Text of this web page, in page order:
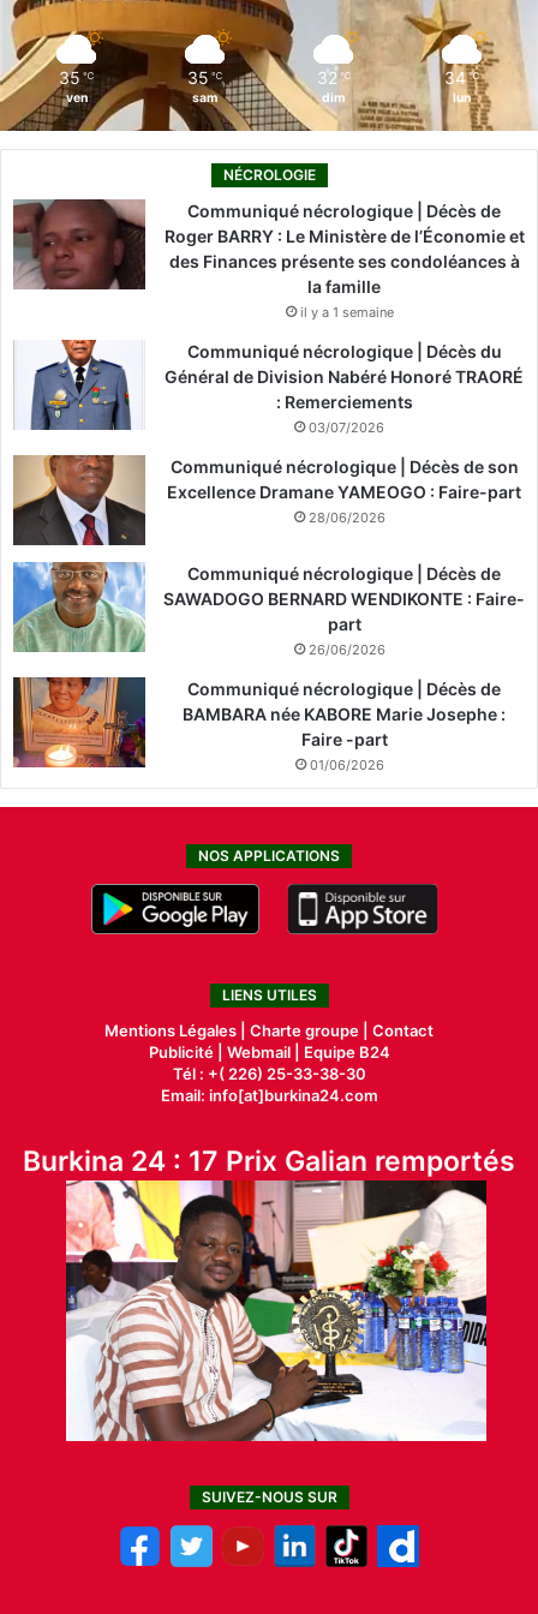
35 ℃
ven
35 ℃
sam
32 ℃
dim
34 ℃
lun
NÉCROLOGIE
Communiqué nécrologique | Décès de
Roger BARRY : Le Ministère de l’Économie et
des Finances présente ses condoléances à
la famille
il y a 1 semaine
Communiqué nécrologique | Décès du
Général de Division Nabéré Honoré TRAORÉ
: Remerciements
03/07/2026
Communiqué nécrologique | Décès de son
Excellence Dramane YAMEOGO : Faire-part
28/06/2026
Communiqué nécrologique | Décès de
SAWADOGO BERNARD WENDIKONTE : Faire-
part
26/06/2026
Communiqué nécrologique | Décès de
BAMBARA née KABORE Marie Josephe :
Faire -part
01/06/2026
NOS APPLICATIONS
LIENS UTILES
Mentions Légales | Charte groupe | Contact
Publicité| Webmail |
Equipe B24
Tél : +( 226) 25-33-38-30
Email: info[at]burkina24.com
Burkina 24 : 17 Prix Galian remportés
SUIVEZ-NOUS SUR